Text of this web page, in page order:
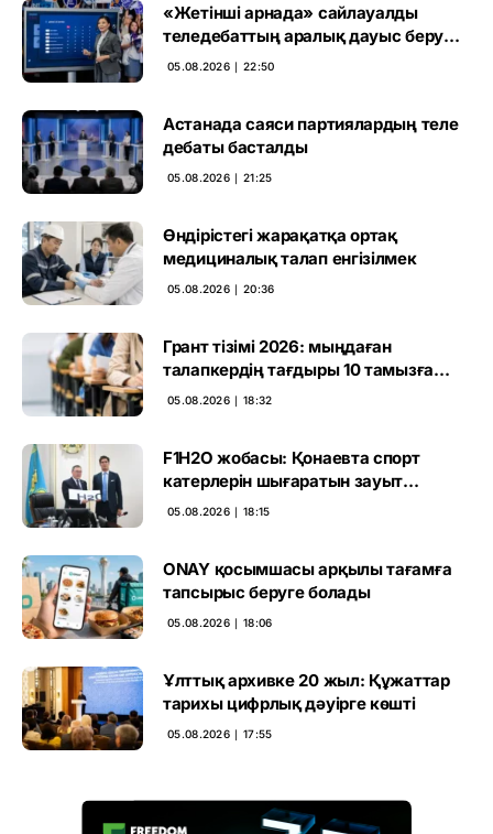
«Жетінші арнада» сайлауалды
теледебаттың аралық дауыс беру
нәтижесі жарияланды
05.08.2026 ∣ 22:50
Астанада саяси партиялардың теле
дебаты басталды
05.08.2026 ∣ 21:25
Өндірістегі жарақатқа ортақ
медициналық талап енгізілмек
05.08.2026 ∣ 20:36
Грант тізімі 2026: мыңдаған
талапкердің тағдыры 10 тамызға
дейін белгілі болады
05.08.2026 ∣ 18:32
F1H2O жобасы: Қонаевта спорт
катерлерін шығаратын зауыт
ашылмақ
05.08.2026 ∣ 18:15
ONAY қосымшасы арқылы тағамға
тапсырыс беруге болады
05.08.2026 ∣ 18:06
Ұлттық архивке 20 жыл: Құжаттар
тарихы цифрлық дәуірге көшті
05.08.2026 ∣ 17:55